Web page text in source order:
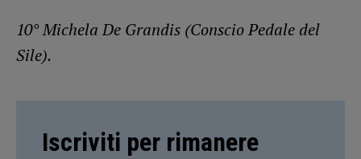
10° Michela De Grandis (Conscio Pedale del
Sile).
Iscriviti per rimanere